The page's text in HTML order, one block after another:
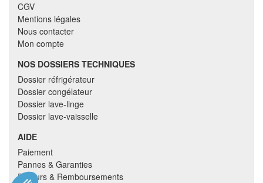
CGV
Mentions légales
Nous contacter
Mon compte
NOS DOSSIERS TECHNIQUES
Dossier réfrigérateur
Dossier congélateur
Dossier lave-linge
Dossier lave-vaisselle
AIDE
Paiement
Pannes & Garanties
Retours & Remboursements